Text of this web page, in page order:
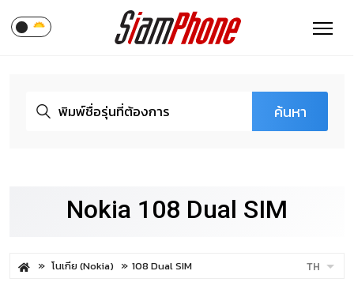
ค้นหา
Nokia 108 Dual SIM
โนเกีย (Nokia) 108 Dual SIM TH